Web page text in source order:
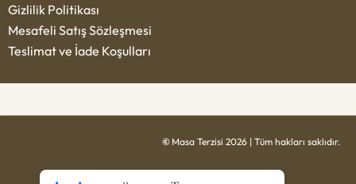
Gizlilik Politikası
Mesafeli Satış Sözleşmesi
Teslimat ve İade Koşulları
© Masa Terzisi 2026 | Tüm hakları saklıdır.